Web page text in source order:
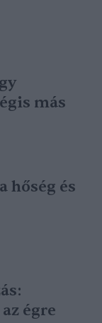
más
hőség és
égre